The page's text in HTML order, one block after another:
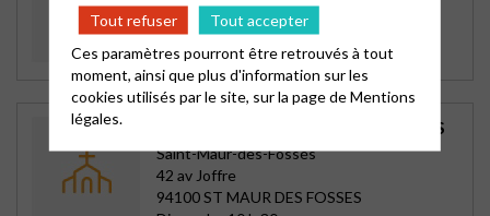
17 allée de l'ermitage
93340 LE RAINCY
Dimanche 10 h 30
TEMPLE DE ST-MAUR-DES-FOSSÉS
Saint-Maur-des-Fossés
42 av Joffre
94100 ST MAUR DES FOSSES
Tout refuser
Tout accepter
Ces paramètres pourront être retrouvés à tout
moment, ainsi que plus d'information sur les
cookies utilisés par le site, sur la page deMentions
légales.